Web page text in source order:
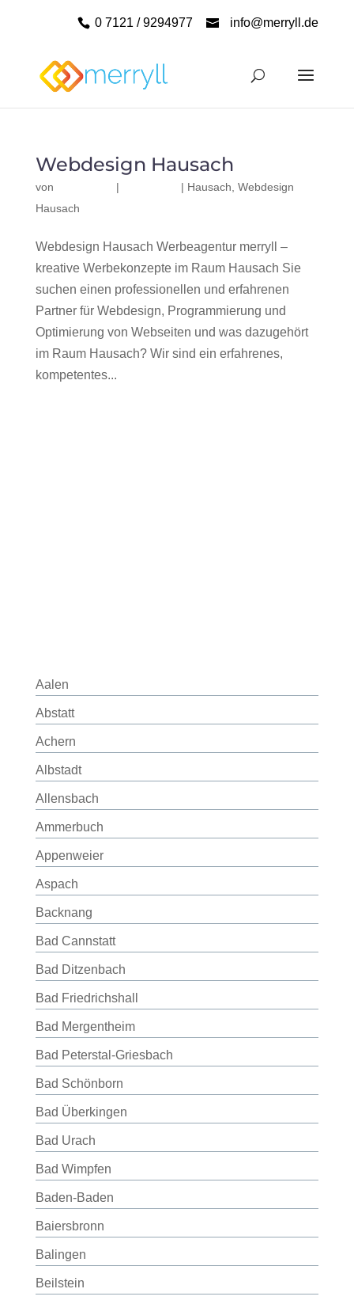
0 7121 / 9294977 info@merryll.de
Webdesign Hausach
von | | Hausach Webdesign
Hausach
Webdesign Hausach Werbeagentur merryll –
kreative Werbekonzepte im Raum Hausach Sie
suchen einen professionellen und erfahrenen
Partner für Webdesign, Programmierung und
Optimierung von Webseiten und was dazugehört
im Raum Hausach? Wir sind ein erfahrenes,
kompetentes...
Aalen
Abstatt
Achern
Albstadt
Allensbach
Ammerbuch
Appenweier
Aspach
Backnang
Bad Cannstatt
Bad Ditzenbach
Bad Friedrichshall
Bad Mergentheim
Bad Peterstal-Griesbach
Bad Schönborn
Bad Überkingen
Bad Urach
Bad Wimpfen
Baden-Baden
Baiersbronn
Balingen
Beilstein